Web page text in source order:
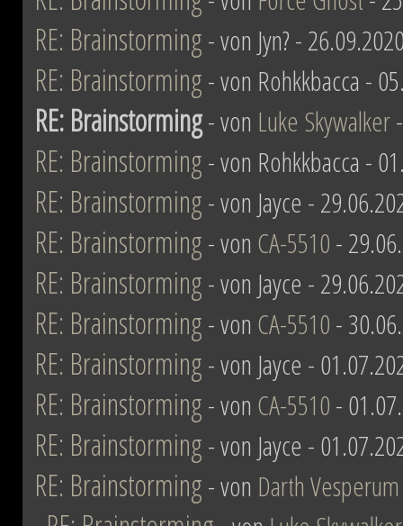
RE: Brainstorming- von Jyn? -
RE: Brainstorming- von Rohkkbacca -
RE: Brainstorming- von Luke Skywalker
RE: Brainstorming- von Rohkkbacca -
RE: Brainstorming- von Jayce -
RE: Brainstorming- von CA-5510-
RE: Brainstorming- von Jayce -
RE: Brainstorming- von CA-5510-
RE: Brainstorming- von Jayce -
RE: Brainstorming- von CA-5510-
RE: Brainstorming- von Jayce -
RE: Brainstorming- von Darth Vesperum